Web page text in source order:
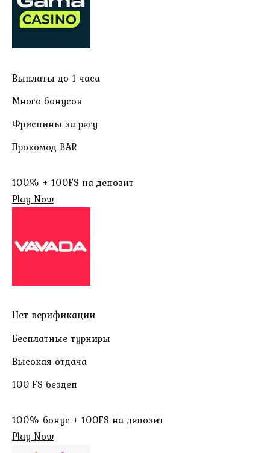
Выплаты до 1 часа
Много бонусов
Фриспины за регу
Прокомод BAR
100% + 100FS на депозит
Play Now
Нет верификации
Бесплатные турниры
Высокая отдача
100 FS бездеп
100% бонус + 100FS на депозит
Play Now